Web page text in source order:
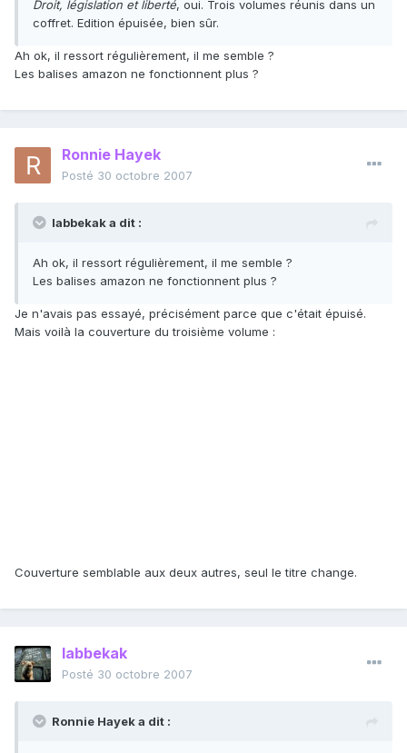
Droit, législation et liberté, oui. Trois volumes réunis dans un
coffret. Edition épuisée, bien sûr.
Ah ok, il ressort régulièrement, il me semble ?
Les balises amazon ne fonctionnent plus ?
Ronnie Hayek
Posté 30 octobre 2007
labbekak a dit :
Ah ok, il ressort régulièrement, il me semble ?
Les balises amazon ne fonctionnent plus ?
Je n'avais pas essayé, précisément parce que c'était épuisé.
Mais voilà la couverture du troisième volume :
Couverture semblable aux deux autres, seul le titre change.
labbekak
Posté 30 octobre 2007
Ronnie Hayek a dit :